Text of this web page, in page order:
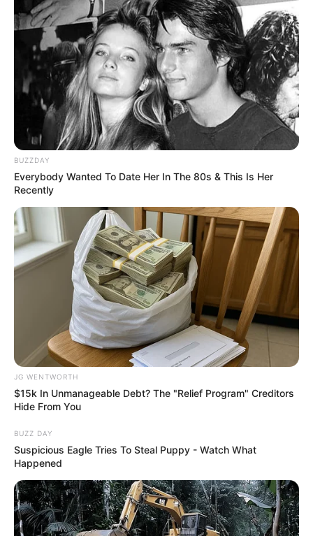
Discover What May Be Influencing Your Joint
Mobility
JOINT CARE
2026 Joint Wellness Assessment Is Now Available
JOINT CARE
BUZZDAY
Everybody Wanted To Date Her In The 80s & This Is Her
Recently
JG WENTWORTH
$15k In Unmanageable Debt? The "Relief Program" Creditors
Hide From You
BUZZ DAY
Suspicious Eagle Tries To Steal Puppy - Watch What
Happened